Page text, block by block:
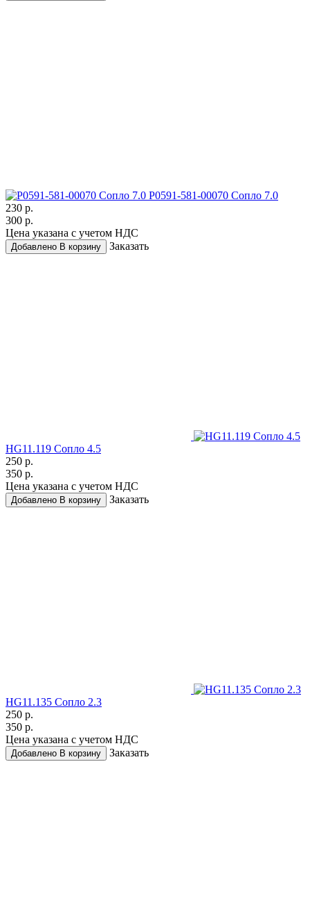
P0591-581-00070 Сопло 7.0
230 р.
300 р.
Цена указана с учетом НДС
Добавлено В корзину Заказать
HG11.119 Сопло 4.5
250 р.
350 р.
Цена указана с учетом НДС
Добавлено В корзину Заказать
HG11.135 Сопло 2.3
250 р.
350 р.
Цена указана с учетом НДС
Добавлено В корзину Заказать